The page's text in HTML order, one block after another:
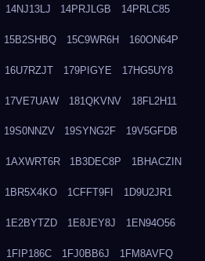
14NJ13LJ 14PRJLGB 14PRLC85
15B2SHBQ 15C9WR6H 160ON64P
16U7RZJT 179PIGYE 17HG5UY8
17VE7UAW 181QKVNV 18FL2H11
19S0NNZV 19SYNG2F 19V5GFDB
1AXWRT6R 1B3DEC8P 1BHACZIN
1BR5X4KO 1CFFT9FI 1D9U2JR1
1E2BYTZD 1E8JEY8J 1EN94O56
1FIP186C 1FJ0BB6J 1FM8AVFQ